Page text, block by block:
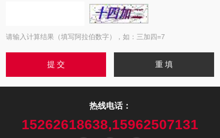
请输入计算结果（填写阿拉伯数字），如：三加四=7
热线电话：
15262618638,15962507131